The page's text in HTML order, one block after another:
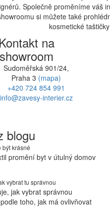
Společně proměníme váš
si můžete také
kosmetické
Kontakt na
showroom
Sudoměřská 901/24,
Praha 3 (mapa)
+420 724 854 991
info@zavesy-interier.cz
blogu
být krásné
promění byt v útulný domov
vybrat tu správnou
jak vybrat správnou
toho, jak má ovlivňovat